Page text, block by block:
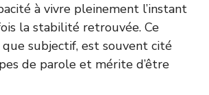
à vivre pleinement l’instant
la stabilité retrouvée. Ce
que subjectif, est souvent cité
de parole et mérite d’être